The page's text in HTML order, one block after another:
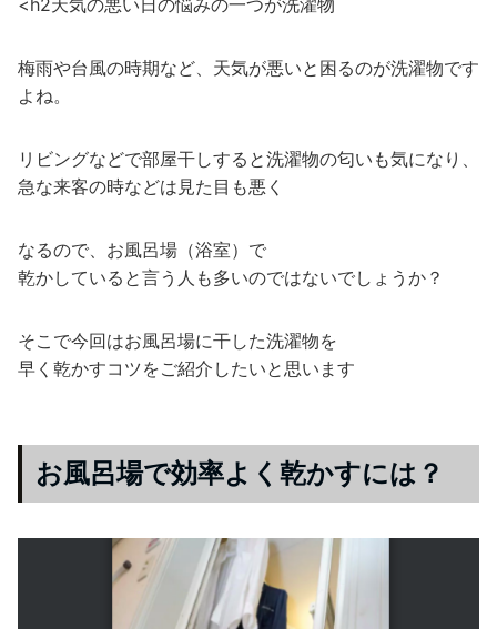
<h2天気の悪い日の悩みの一つが洗濯物
梅雨や台風の時期など、天気が悪いと困るのが洗濯物です
よね。
リビングなどで部屋干しすると洗濯物の匂いも気になり、
急な来客の時などは見た目も悪く
なるので、お風呂場（浴室）で
乾かしていると言う人も多いのではないでしょうか？
そこで今回はお風呂場に干した洗濯物を
早く乾かすコツをご紹介したいと思います
お風呂場で効率よく乾かすには？